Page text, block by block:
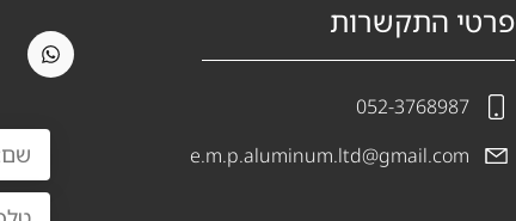
פרטי התקשרות
052-3768987
e.m.p.aluminum.ltd@gmail.com